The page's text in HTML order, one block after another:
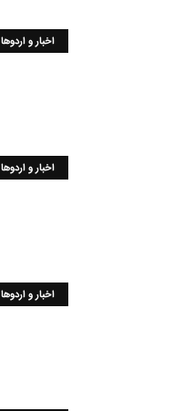
اخبار و اردوها
اخبار و اردوها
اخبار و اردوها